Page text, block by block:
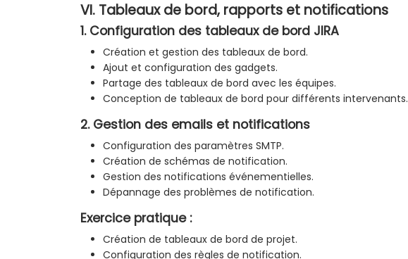
VI. Tableaux de bord, rapports et notifications
1. Configuration des tableaux de bord JIRA
Création et gestion des tableaux de bord.
Ajout et configuration des gadgets.
Partage des tableaux de bord avec les équipes.
Conception de tableaux de bord pour différents intervenants.
2. Gestion des emails et notifications
Configuration des paramètres SMTP.
Création de schémas de notification.
Gestion des notifications événementielles.
Dépannage des problèmes de notification.
Exercice pratique :
Création de tableaux de bord de projet.
Configuration des règles de notification.